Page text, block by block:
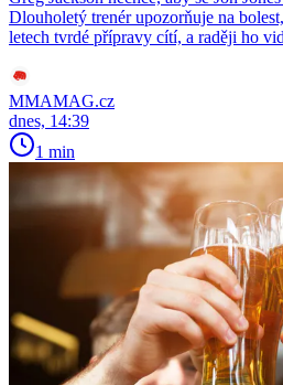
Dlouholetý trenér upozorňuje na
letech tvrdé přípravy cítí, a raději ho
MMAMAG.cz
dnes, 14:39
1 min